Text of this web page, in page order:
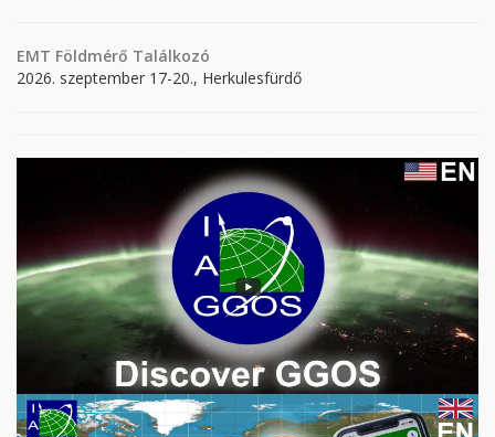
EMT Földmérő Találkozó
2026. szeptember 17-20., Herkulesfürdő